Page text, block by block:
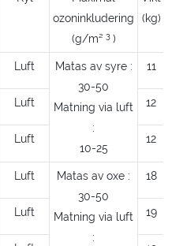
ozoninkludering
(g/m² 3 )
(kg)
Luft
Matas av syre :
30-50
Matning via luft
:
10-25
11
Luft 12
Luft 12
Luft
Matas av oxe :
30-50
Matning via luft
:
18
Luft 19